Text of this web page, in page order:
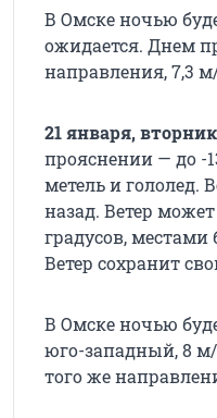
В Омске ночью
ожидается. Днем
направления, 7,3
21 января,
прояснении — до -
метель и гололед.
назад. Ветер
градусов, местами
Ветер сохранит
В Омске ночью
юго-западный, 8 м/
того же